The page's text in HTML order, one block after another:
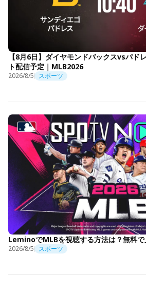
【8月6日】ダイヤモンドバックスvsパド
ト配信予定｜MLB2026
2026/8/5 スポーツ
LeminoでMLBを視聴する方法は？無料で
2026/8/5 スポーツ